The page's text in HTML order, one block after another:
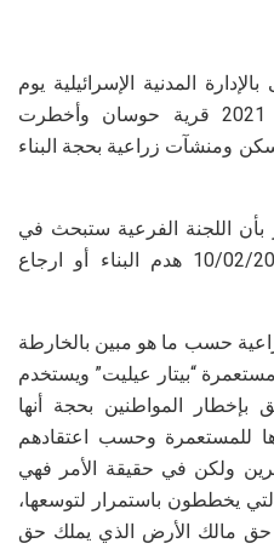
المدنية الإسرائيلية يوم
الأحد الموافق 24 كانون ثاني 2021 قرية حوسان وأخطرت
ومنشآت زراعية بحجة البناء
بأن اللجنة الفرعية ستبحث في
جلستها التي ستعقد بتاريخ 10/02/2021 هدم البناء أو ارجاع
حسب ما هو مبين بالخارطة
“بيتار عيليت” ويستخدم
بإخطار المواطنين بحجة أنها
للمستعمرة وحسب اعتقادهم
ولكن في حقيقة الأمر فهي
يخططون باستمرار لتوسعها،
مالك الأرض الذي يملك حق